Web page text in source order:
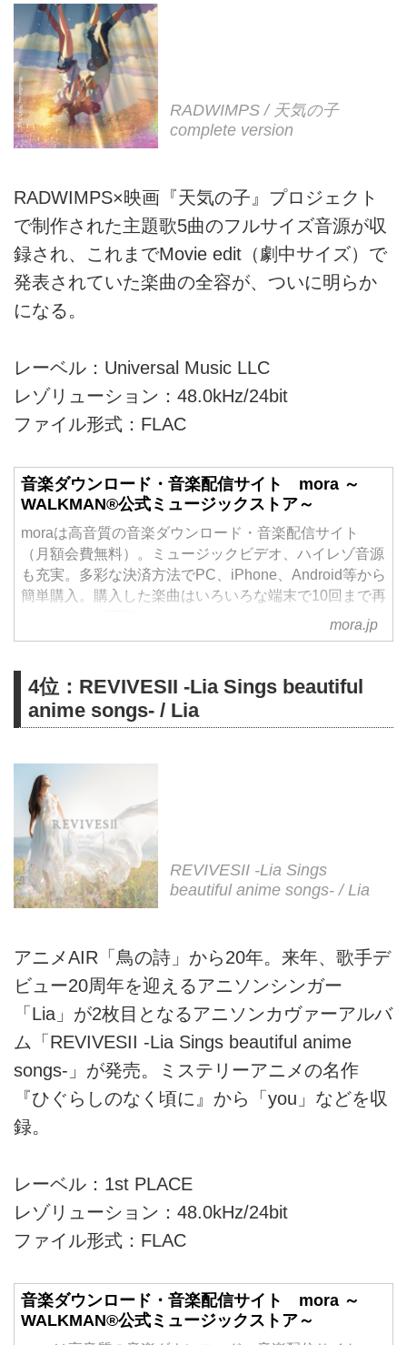
RADWIMPS / 天気の子
complete version
RADWIMPS×映画『天気の子』プロジェクト
で制作された主題歌5曲のフルサイズ音源が収
録され、これまでMovie edit（劇中サイズ）で
発表されていた楽曲の全容が、ついに明らか
になる。
レーベル：Universal Music LLC
レゾリューション：48.0kHz/24bit
ファイル形式：FLAC
音楽ダウンロード・音楽配信サイト mora ～
WALKMAN®公式ミュージックストア～
moraは高音質の音楽ダウンロード・音楽配信サイト
（月額会費無料）。ミュージックビデオ、ハイレゾ音源
も充実。多彩な決済方法でPC、iPhone、Android等から
簡単購入。購入した楽曲はいろいろな端末で10回まで再
mora.jp
4位：REVIVESII -Lia Sings beautiful
anime songs- / Lia
REVIVESII -Lia Sings
beautiful anime songs- / Lia
アニメAIR「鳥の詩」から20年。来年、歌手デ
ビュー20周年を迎えるアニソンシンガー
「Lia」が2枚目となるアニソンカヴァーアルバ
ム「REVIVESII -Lia Sings beautiful anime
songs-」が発売。ミステリーアニメの名作
『ひぐらしのなく頃に』から「you」などを収
録。
レーベル：1st PLACE
レゾリューション：48.0kHz/24bit
ファイル形式：FLAC
音楽ダウンロード・音楽配信サイト mora ～
WALKMAN®公式ミュージックストア～